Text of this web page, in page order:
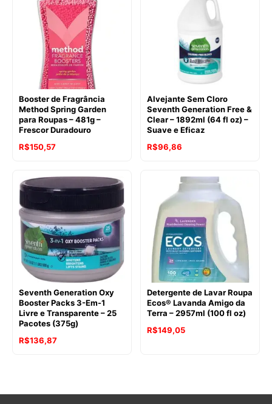
R$167,32.R$150,57.
R$135,82.
Booster de Fragrância
Method Spring Garden
para Roupas – 481g –
Frescor Duradouro
O
original
era:
R$167,32.
R$150,57O
atual
é:
R$150,57.
Alvejante Sem Cloro
Seventh Generation Free &
Clear – 1892ml (64 fl oz) –
Suave e Eficaz
R$96,86
Seventh Generation Oxy
Booster Packs 3-Em-1
Livre e Transparente – 25
Pacotes (375g)
O
R$136,87O
Detergente de Lavar Roupa
Ecos® Lavanda Amigo da
Terra – 2957ml (100 fl oz)
O
R$222,92.
R$149,05O
R$149,05.